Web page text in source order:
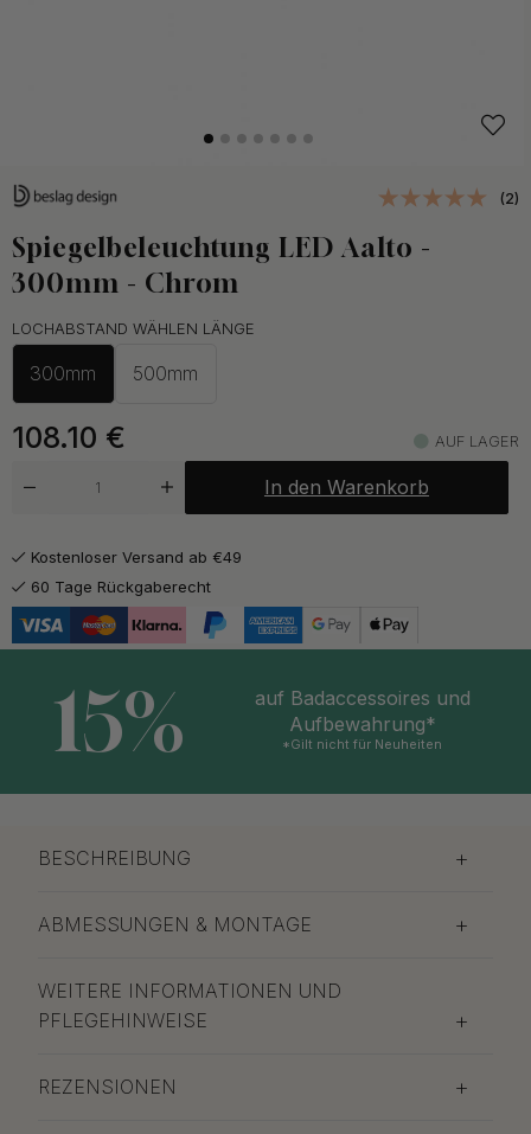
(2)
Spiegelbeleuchtung LED Aalto -
300mm - Chrom
LOCHABSTAND WÄHLEN LÄNGE
300mm 500mm
108.10 € AUF LAGER
In den Warenkorb
Kostenloser Versand ab €49
60 Tage Rückgaberecht
15%
auf Badaccessoires und
Aufbewahrung*
*Gilt nicht für Neuheiten
BESCHREIBUNG
ABMESSUNGEN & MONTAGE
WEITERE INFORMATIONEN UND
PFLEGEHINWEISE
REZENSIONEN